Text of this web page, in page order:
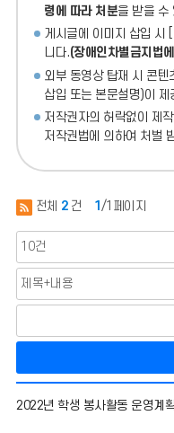
령에 따라 처분을 받을 수
게시글에 이미지 삽입 시
니다.(장애인차별금지법
외부 동영상 탑재 시 콘
삽입 또는 본문설명)이 제
저작권자의 허락없이 제
저작권법에 의하여 처벌
전체 2 건 1 /1페이지
사
2022년 학생 봉사활동 운영계